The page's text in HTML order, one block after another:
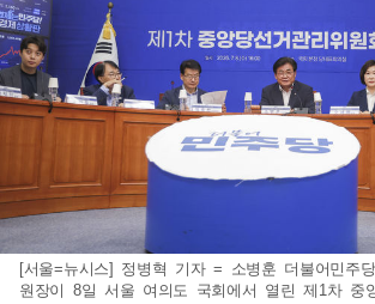
[서울=뉴시스] 정병혁 기자 = 소병훈 더불어민주
원장이 8일 서울 여의도 국회에서 열린 제1차 중